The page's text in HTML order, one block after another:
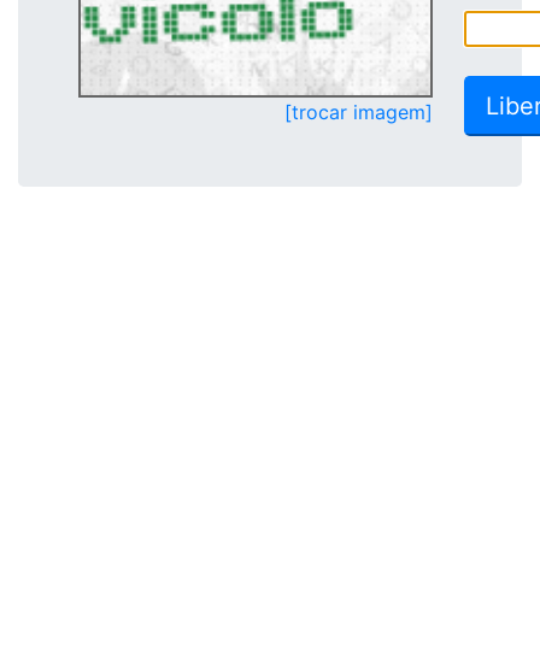
[trocar imagem]